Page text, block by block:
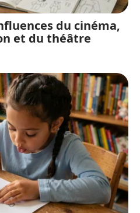
du cinéma,
et du théâtre